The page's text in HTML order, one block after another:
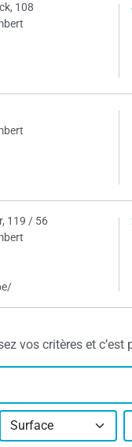
108
119 / 56
vos critères et c’est
Surface